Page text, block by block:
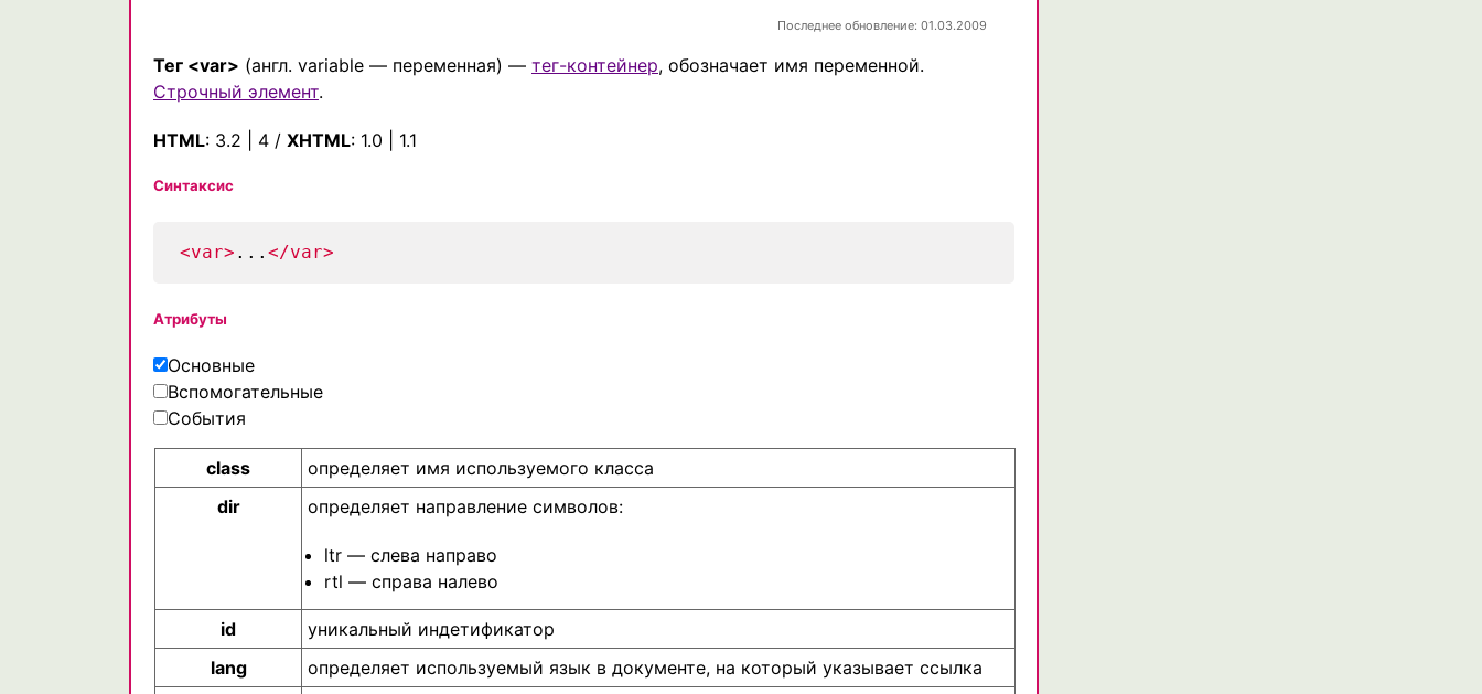
Последнее обновление: 01.03.2009
Тег <var> (англ. variable — переменная) — тег-контейнер, обозначает имя переменной.
Строчный элемент.
HTML: 3.2 4 / XHTML: 1.0 1.1
Синтаксис
<var> ... </var>
Атрибуты
Основные
Вспомогательные
События
class
определяет имя используемого класса
dir
определяет направление символов:
ltr — слева направо
rtl — справа налево
id
уникальный индетификатор
lang
определяет используемый язык в документе, на который указывает ссылка